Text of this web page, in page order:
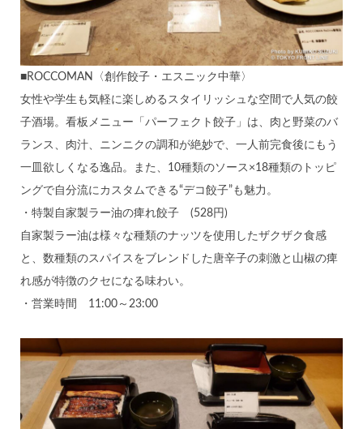
■ROCCOMAN〈創作餃子・エスニック中華〉
女性や学生も気軽に楽しめるスタイリッシュな空間で人気の餃
子酒場。看板メニュー「パーフェクト餃子」は、肉と野菜のバ
ランス、肉汁、ニンニクの調和が絶妙で、一人前完食後にもう
一皿欲しくなる逸品。また、10種類のソース×18種類のトッピ
ングで自分流にカスタムできる“デコ餃子”も魅力。
・特製自家製ラー油の痺れ餃子 (528円)
自家製ラー油は様々な種類のナッツを使用したザクザク食感
と、数種類のスパイスをブレンドした唐辛子の刺激と山椒の痺
れ感が特徴のクセになる味わい。
・営業時間 11:00～23:00